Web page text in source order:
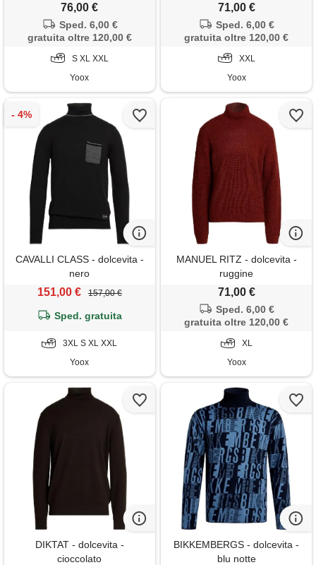
76,00 €
Sped. 6,00 €
gratuita oltre 120,00 €
S XL XXL
Yoox
71,00 €
Sped. 6,00 €
gratuita oltre 120,00 €
XXL
Yoox
CAVALLI CLASS - dolcevita -
nero
151,00 € 157,00 €
Sped. gratuita
3XL S XL XXL
Yoox
MANUEL RITZ - dolcevita -
ruggine
71,00 €
Sped. 6,00 €
gratuita oltre 120,00 €
XL
Yoox
DIKTAT - dolcevita -
cioccolato
BIKKEMBERGS - dolcevita -
blu notte